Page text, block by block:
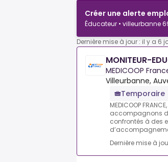
Créer une alerte
Éducateur • villeurbanne
Dernière mise à jour : il y a 6
MONITEUR-
MEDICOOP
Villeurbanne,
Temporaire
MEDICOOP
accompagnons
confrontés à des
Dernière mise à